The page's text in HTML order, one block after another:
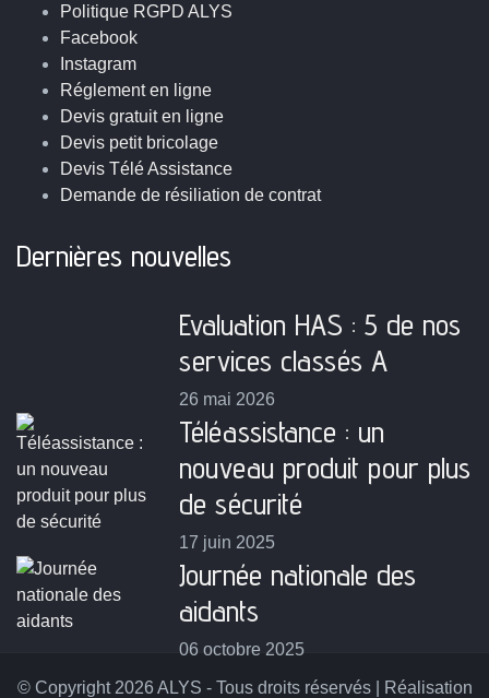
Politique RGPD ALYS
Facebook
Instagram
Réglement en ligne
Devis gratuit en ligne
Devis petit bricolage
Devis Télé Assistance
Demande de résiliation de contrat
Dernières nouvelles
Evaluation HAS : 5 de nos
services classés A
26 mai 2026
Téléassistance : un
nouveau produit pour plus
de sécurité
17 juin 2025
Journée nationale des
aidants
06 octobre 2025
© Copyright 2026 ALYS - Tous droits réservés | Réalisation